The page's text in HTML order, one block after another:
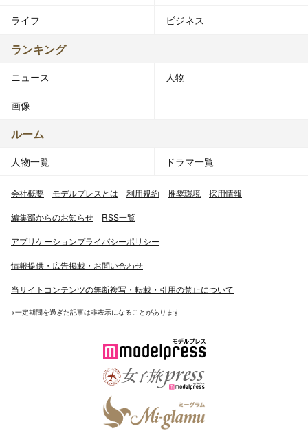
ライフ ビジネス
ランキング
ニュース 人物
画像
ルーム
人物一覧 ドラマ一覧
会社概要 モデルプレスとは 利用規約 推奨環境 採用情報
編集部からのお知らせ RSS一覧
アプリケーションプライバシーポリシー
情報提供・広告掲載・お問い合わせ
当サイトコンテンツの無断複写・転載・引用の禁止について
※一定期間を過ぎた記事は非表示になることがあります